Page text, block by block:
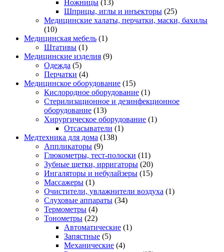
Ножницы (13)
Шприцы, иглы и инъекторы (25)
Медицинские халаты, перчатки, маски, бахилы
(10)
Медицинская мебель (1)
Штативы (1)
Медицинские изделия (9)
Одежда (5)
Перчатки (4)
Медицинское оборудование (15)
Кислородное оборудование (1)
Стерилизационное и дезинфекционное
оборудование (13)
Хирургическое оборудование (1)
Отсасыватели (1)
Медтехника для дома (138)
Аппликаторы (9)
Глюкометры, тест-полоски (11)
Зубные щетки, ирригаторы (20)
Ингаляторы и небулайзеры (15)
Массажеры (1)
Очистители, увлажнители воздуха (1)
Слуховые аппараты (34)
Термометры (4)
Тонометры (22)
Автоматические (1)
Запястные (5)
Механические (4)